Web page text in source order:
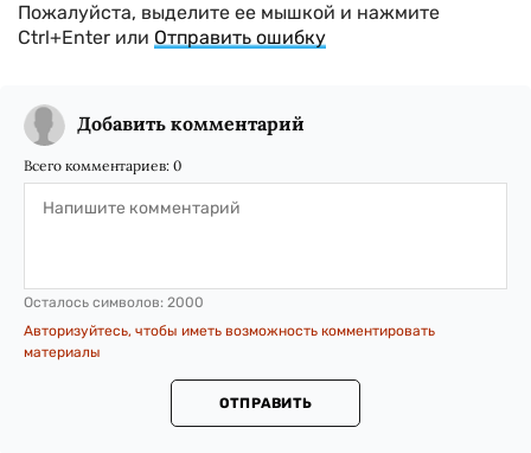
Пожалуйста, выделите ее мышкой и нажмите
Ctrl+Enter или Отправить ошибку
Добавить комментарий
Всего комментариев: 0
Осталось символов: 2000
Авторизуйтесь, чтобы иметь возможность комментировать
материалы
ОТПРАВИТЬ